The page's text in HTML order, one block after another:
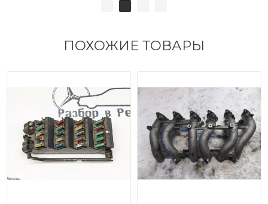
ПОХОЖИЕ ТОВАРЫ